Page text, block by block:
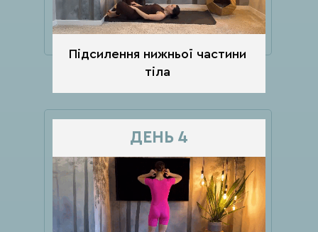
Підсилення нижньої частини
тіла
ДЕНЬ 4